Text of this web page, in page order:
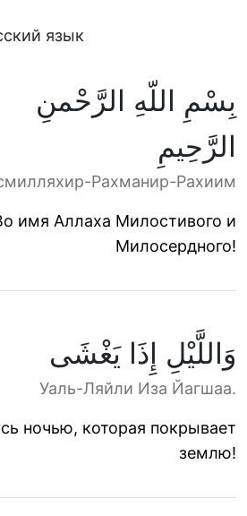
язык
بِسْمِ اللّهِ الرَّحْمنِ
الرَّحِيمِ
Рахманир-Рахиим
имя Аллаха Милостивого и
Милосердного!
وَاللَّيْلِ إِذَا يَغْشَى
Уаль-Ляйли Иза Йагшаа.
ночью, которая покрывает
землю!